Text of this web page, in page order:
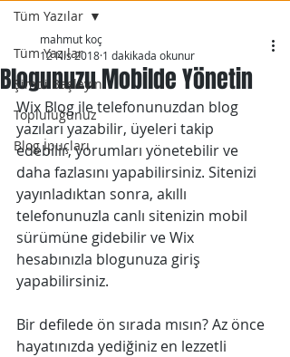
Tüm Yazılar
Şimdi Başlayın
Topluluğunuz
Blog İpuçları
Tüm Yazılar
Blogunuzu Mobilde Yönetin
mahmut koç
12 Nis 2018 1 dakikada okunur
Wix Blog ile telefonunuzdan blog
yazıları yazabilir, üyeleri takip
edebilir, yorumları yönetebilir ve
daha fazlasını yapabilirsiniz. Sitenizi
yayınladıktan sonra, akıllı
telefonunuzla canlı sitenizin mobil
sürümüne gidebilir ve Wix
hesabınızla blogunuza giriş
yapabilirsiniz.
Bir defilede ön sırada mısın? Az önce
hayatınızda yediğiniz en lezzetli